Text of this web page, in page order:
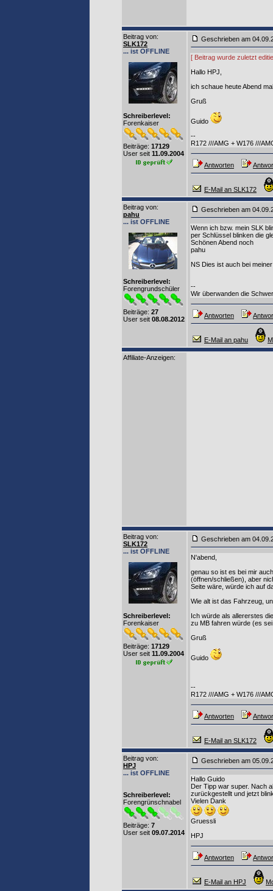
Beitrag von:
SLK172
... ist OFFLINE
Schreiberlevel:
Forenkaiser
Beiträge: 17129
User seit 11.09.2004
Geschrieben am
[ Beitrag wurde zuletzt
Hallo HPJ,
ich schaue heute Abend
Gruß
Guido
--
R172 ///AMG + W176 ///
Antworten
E-Mail an SLK172
Beitrag von:
pahu
... ist OFFLINE
Schreiberlevel:
Forengrundschüler
Beiträge: 27
User seit 08.08.2012
Geschrieben am
Wenn ich bzw. mein SLK
per Schlüssel blinken die
Schönen Abend noch
pahu
NS Dies ist auch bei
--
Wir überwanden die
Antworten
E-Mail an pahu
Affiliate-Anzeigen:
Beitrag von:
SLK172
... ist OFFLINE
Schreiberlevel:
Forenkaiser
Beiträge: 17129
User seit 11.09.2004
Geschrieben am
N'abend,
genau so ist es bei mir
(öffnen/schließen), aber
Seite wäre, würde ich auf
Wie alt ist das Fahrzeug,
Ich würde als allererstes
zu MB fahren würde (es
Gruß
Guido
--
R172 ///AMG + W176 ///
Antworten
E-Mail an SLK172
Beitrag von:
HPJ
... ist OFFLINE
Schreiberlevel:
Forengrünschnabel
Beiträge: 7
User seit 09.07.2014
Geschrieben am
Hallo Guido
Der Tipp war super. Nach
zurückgestellt und jetzt
Vielen Dank
Gruessli
HPJ
Antworten
E-Mail an HPJ